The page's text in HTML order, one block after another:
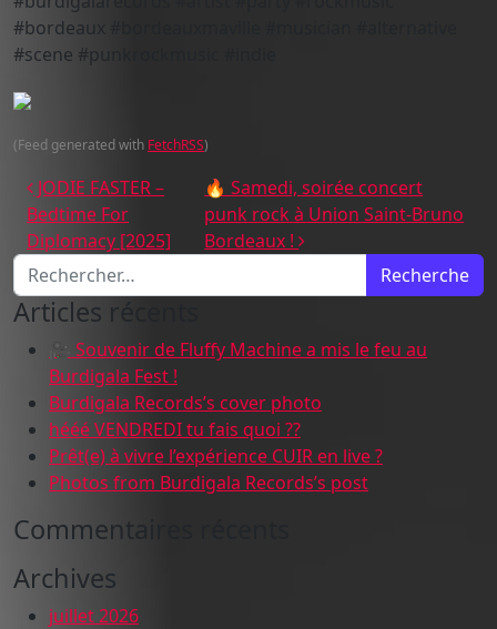
#bordeaux #bordeauxmaville #musician #alternative
#scene #punkrockmusic #indie
(Feed generated with FetchRSS)
Navigation des articles
JODIE FASTER –
Bedtime For
Diplomacy [2025]
🔥 Samedi, soirée concert
punk rock à Union Saint-Bruno
Bordeaux !
Recherche pour :
Articles récents
🎥 Souvenir de Fluffy Machine a mis le feu au
Burdigala Fest !
Burdigala Records’s cover photo
hééé VENDREDI tu fais quoi ??
Prêt(e) à vivre l’expérience CUIR en live ?
Photos from Burdigala Records’s post
Commentaires récents
Archives
juillet 2026